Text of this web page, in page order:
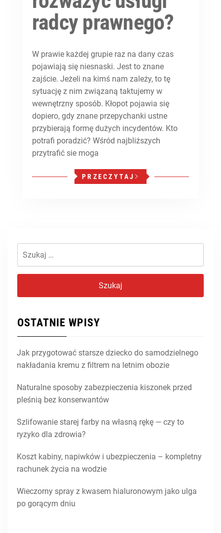
radcy prawnego?
W prawie każdej grupie raz na dany czas
pojawiają się niesnaski. Jest to znane
zajście. Jeżeli na kimś nam zależy, to tę
sytuację z nim związaną taktujemy w
wewnętrzny sposób. Kłopot pojawia się
dopiero, gdy znane przepychanki ustne
przybierają formę dużych incydentów. Kto
potrafi poradzić? Wśród najbliższych
przytrafić sie moga
PRZECZYTAJ
Szukaj:
OSTATNIE WPISY
Jak przygotować starsze dziecko do samodzielnego
nakładania kremu z filtrem na letnim obozie
Naturalne sposoby zabezpieczenia kiszonek przed
pleśnią bez konserwantów
Szlifowanie starej farby na własną rękę — czy to
ryzyko dla zdrowia?
Koszt kabiny, napiwków i ubezpieczenia – kompletny
rachunek życia na wodzie
Wieczorny spray z kwasem hialuronowym jako ulga
po gorącym dniu